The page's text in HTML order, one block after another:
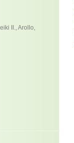
II., Arollo,